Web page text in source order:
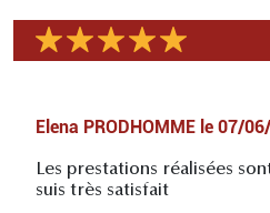
Elena PRODHOMME le 07/
Les prestations réalisées
suis très satisfait